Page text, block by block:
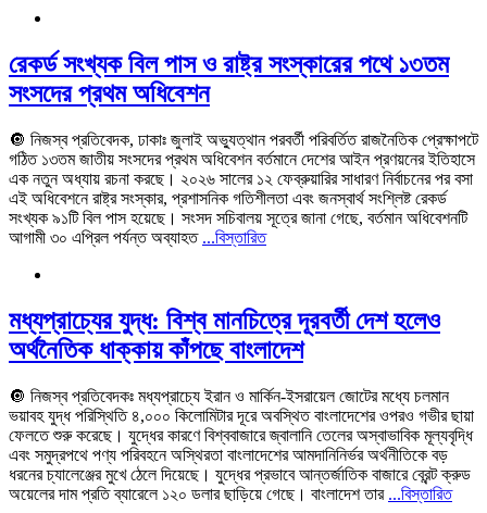
রেকর্ড সংখ্যক বিল পাস ও রাষ্ট্র সংস্কারের পথে ১৩তম
সংসদের প্রথম অধিবেশন
🔘 নিজস্ব প্রতিবেদক, ঢাকাঃ জুলাই অভ্যুত্থান পরবর্তী পরিবর্তিত রাজনৈতিক প্রেক্ষাপটে
গঠিত ১৩তম জাতীয় সংসদের প্রথম অধিবেশন বর্তমানে দেশের আইন প্রণয়নের ইতিহাসে
এক নতুন অধ্যায় রচনা করছে। ২০২৬ সালের ১২ ফেব্রুয়ারির সাধারণ নির্বাচনের পর বসা
এই অধিবেশনে রাষ্ট্র সংস্কার, প্রশাসনিক গতিশীলতা এবং জনস্বার্থ সংশ্লিষ্ট রেকর্ড
সংখ্যক ৯১টি বিল পাস হয়েছে। সংসদ সচিবালয় সূত্রে জানা গেছে, বর্তমান অধিবেশনটি
আগামী ৩০ এপ্রিল পর্যন্ত অব্যাহত ...বিস্তারিত
মধ্যপ্রাচ্যের যুদ্ধ: বিশ্ব মানচিত্রে দূরবর্তী দেশ হলেও
অর্থনৈতিক ধাক্কায় কাঁপছে বাংলাদেশ
🔘 নিজস্ব প্রতিবেদকঃ মধ্যপ্রাচ্যে ইরান ও মার্কিন-ইসরায়েল জোটের মধ্যে চলমান
ভয়াবহ যুদ্ধ পরিস্থিতি ৪,০০০ কিলোমিটার দূরে অবস্থিত বাংলাদেশের ওপরও গভীর ছায়া
ফেলতে শুরু করেছে। যুদ্ধের কারণে বিশ্ববাজারে জ্বালানি তেলের অস্বাভাবিক মূল্যবৃদ্ধি
এবং সমুদ্রপথে পণ্য পরিবহনে অস্থিরতা বাংলাদেশের আমদানিনির্ভর অর্থনীতিকে বড়
ধরনের চ্যালেঞ্জের মুখে ঠেলে দিয়েছে। যুদ্ধের প্রভাবে আন্তর্জাতিক বাজারে ব্রেন্ট ক্রুড
অয়েলের দাম প্রতি ব্যারেলে ১২০ ডলার ছাড়িয়ে গেছে। বাংলাদেশ তার ...বিস্তারিত